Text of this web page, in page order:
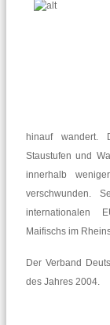
hinauf wandert.
Staustufen und
innerhalb
verschwunden.
internationalen
Maifischs im
Der Verband
des Jahres 2004.